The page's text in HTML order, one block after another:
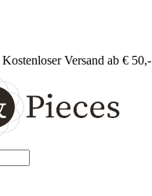
Kostenloser Versand ab € 50,-